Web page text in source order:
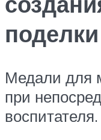
Медали для
при